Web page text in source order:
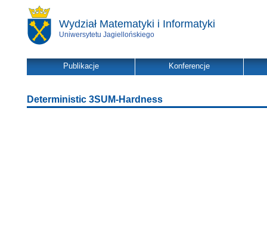
Wydział Matematyki i Informatyki
Uniwersytetu Jagiellońskiego
Publikacje Konferencje
Deterministic 3SUM-Hardness